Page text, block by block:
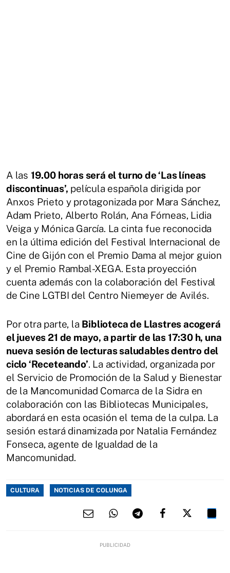
A las 19.00 horas será el turno de ‘Las líneas
discontinuas’, película española dirigida por
Anxos Prieto y protagonizada por Mara Sánchez,
Adam Prieto, Alberto Rolán, Ana Fórneas, Lidia
Veiga y Mónica García. La cinta fue reconocida
en la última edición del Festival Internacional de
Cine de Gijón con el Premio Dama al mejor guion
y el Premio Rambal-XEGA. Esta proyección
cuenta además con la colaboración del Festival
de Cine LGTBI del Centro Niemeyer de Avilés.
Por otra parte, la Biblioteca de Llastres acogerá
el jueves 21 de mayo, a partir de las 17:30 h, una
nueva sesión de lecturas saludables dentro del
ciclo ‘Receteando’. La actividad, organizada por
el Servicio de Promoción de la Salud y Bienestar
de la Mancomunidad Comarca de la Sidra en
colaboración con las Bibliotecas Municipales,
abordará en esta ocasión el tema de la culpa. La
sesión estará dinamizada por Natalia Fernández
Fonseca, agente de Igualdad de la
Mancomunidad.
CULTURA NOTICIAS DE COLUNGA